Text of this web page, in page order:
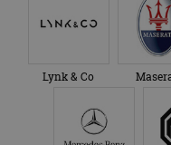
Lynk & Co